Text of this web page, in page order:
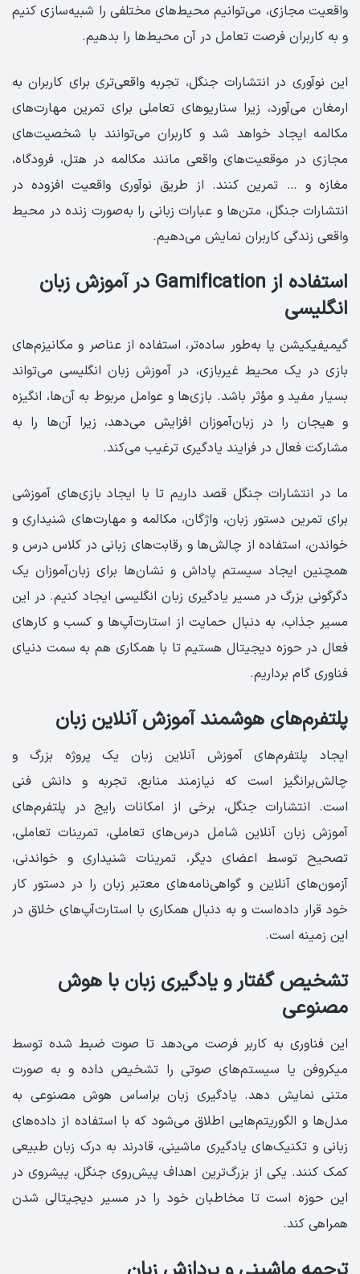
واقعیت مجازی، می‌توانیم محیط‌های مختلفی را شبیه‌سازی کنیم
و به کاربران فرصت تعامل در آن محیط‌ها را بدهیم.
این نوآوری در انتشارات جنگل، تجربه واقعی‌تری برای کاربران به
ارمغان می‌آورد، زیرا سناریوهای تعاملی برای تمرین مهارت‌های
مکالمه ایجاد خواهد شد و کاربران می‌توانند با شخصیت‌های
مجازی در موقعیت‌های واقعی مانند مکالمه در هتل، فرودگاه،
مغازه و … تمرین کنند. از طریق نوآوری واقعیت افزوده در
انتشارات جنگل، متن‌ها و عبارات زبانی را به‌صورت زنده در محیط
واقعی زندگی کاربران نمایش می‌دهیم.
استفاده از ‏Gamification در آموزش زبان
انگلیسی
گیمیفیکیشن یا به‌طور ساده‌تر، استفاده از عناصر و مکانیزم‌های
بازی در یک محیط غیربازی، در آموزش زبان انگلیسی می‌تواند
بسیار مفید و مؤثر باشد. بازی‌ها و عوامل مربوط به آن‌ها، انگیزه
و هیجان را در زبان‌آموزان افزایش می‌دهد، زیرا آن‌ها را به
مشارکت فعال در فرایند یادگیری ترغیب می‌کند.
ما در انتشارات جنگل قصد داریم تا با ایجاد بازی‌های آموزشی
برای تمرین دستور زبان، واژگان، مکالمه و مهارت‌های شنیداری و
خواندن، استفاده از چالش‌ها و رقابت‌های زبانی در کلاس درس و
همچنین ایجاد سیستم پاداش و نشان‌ها برای زبان‌آموزان یک
دگرگونی بزرگ در مسیر یادگیری زبان انگلیسی ایجاد کنیم. در این
مسیر جذاب، به دنبال حمایت از استارت‌آپ‌ها و کسب و کارهای
فعال در حوزه دیجیتال هستیم تا با همکاری هم به سمت دنیای
فناوری گام برداریم.
‏پلتفرم‌های هوشمند آموزش آنلاین زبان
ایجاد پلتفرم‌های آموزش آنلاین زبان یک پروژه بزرگ و
چالش‌برانگیز است که نیازمند منابع، تجربه و دانش فنی
است. انتشارات جنگل، برخی از امکانات رایج در پلتفرم‌های
آموزش زبان آنلاین شامل درس‌های تعاملی، تمرینات تعاملی،
تصحیح توسط اعضای دیگر، تمرینات شنیداری و خواندنی،
آزمون‌های آنلاین و گواهی‌نامه‌های معتبر زبان را در دستور کار
خود قرار داده‌است و به دنبال همکاری با استارت‌آپ‌های خلاق در
این زمینه است.
‏تشخیص گفتار و یادگیری زبان با هوش
مصنوعی
این فناوری به کاربر فرصت می‌دهد تا صوت ضبط شده توسط
میکروفن یا سیستم‌های صوتی را تشخیص داده و به صورت
متنی نمایش دهد. یادگیری زبان براساس هوش مصنوعی به
مدل‌ها و الگوریتم‌هایی اطلاق می‌شود که با استفاده از داده‌های
زبانی و تکنیک‌های یادگیری ماشینی، قادرند به درک زبان طبیعی
کمک کنند. یکی از بزرگ‌ترین اهداف پیش‌روی جنگل، پیشروی در
این حوزه است تا مخاطبان خود را در مسیر دیجیتالی شدن
همراهی کند.